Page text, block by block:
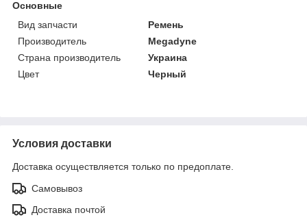
Основные
Вид запчасти
Ремень
Производитель
Megadyne
Страна производитель
Украина
Цвет
Черный
Условия доставки
Доставка осуществляется только по предоплате.
Самовывоз
Доставка почтой